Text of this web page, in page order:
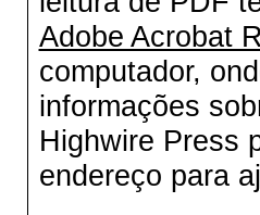
Adobe Acrobat
computador,
informações
Highwire Press
endereço para